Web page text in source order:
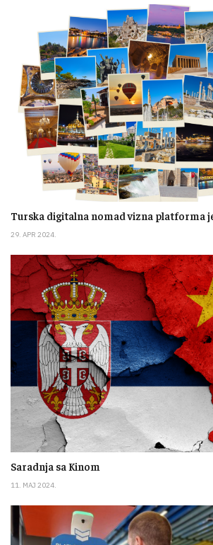
Turska digitalna nomad vizna platforma
29. APR 2024.
Saradnja sa Kinom
11. MAJ 2024.